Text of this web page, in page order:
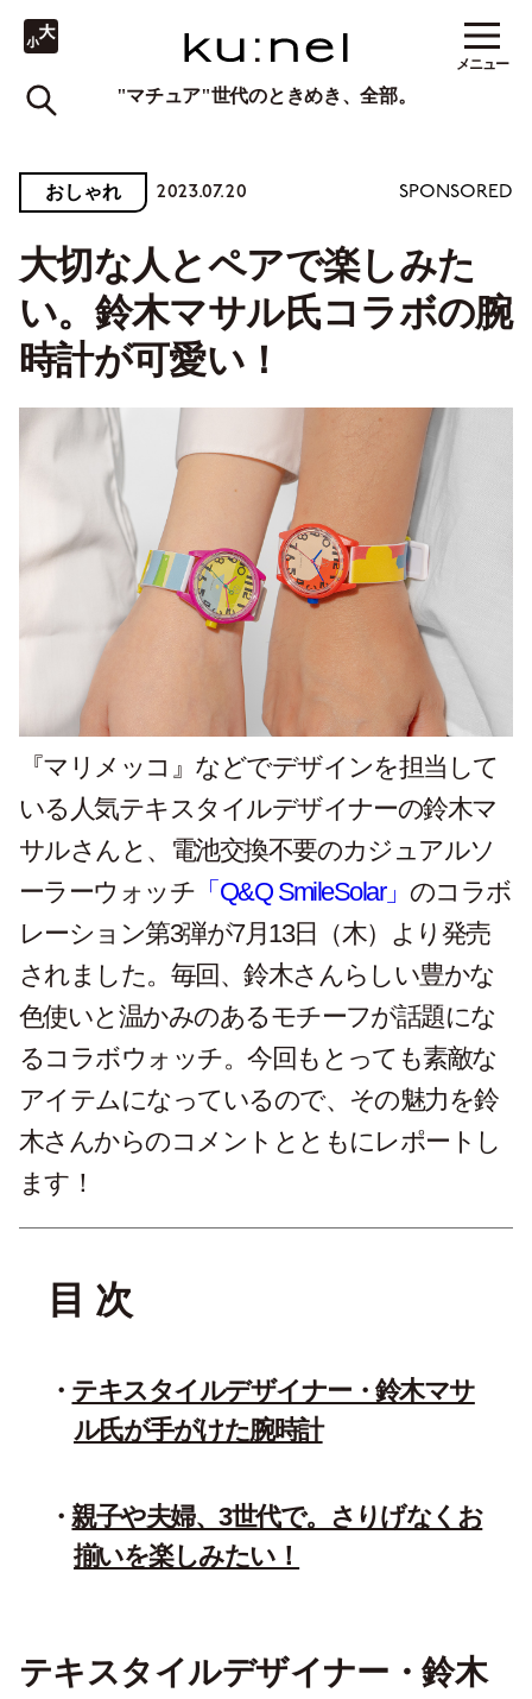
"マチュア"世代のときめき、全部。
メニュー
おしゃれ 2023.07.20 SPONSORED
大切な人とペアで楽しみた
い。鈴木マサル氏コラボの腕
時計が可愛い！
『マリメッコ』などでデザインを担当して
いる人気テキスタイルデザイナーの鈴木マ
サルさんと、電池交換不要のカジュアルソ
ーラーウォッチ 「Q&Q SmileSolar」 のコラボ
レーション第3弾が7月13日（木）より発売
されました。毎回、鈴木さんらしい豊かな
色使いと温かみのあるモチーフが話題にな
るコラボウォッチ。今回もとっても素敵な
アイテムになっているので、その魅力を鈴
木さんからのコメントとともにレポートし
ます！
目 次
テキスタイルデザイナー・鈴木マサ
ル氏が手がけた腕時計
親子や夫婦、3世代で。さりげなくお
揃いを楽しみたい！
テキスタイルデザイナー・鈴木